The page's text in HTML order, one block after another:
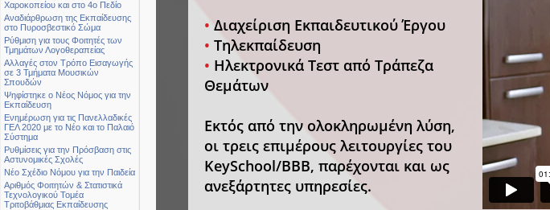
Χαροκοπείου και στο 4ο Πεδίο
Αναδιάρθρωση της Εκπαίδευσης
στο Πυροσβεστικό Σώμα
Ρύθμιση για τους Φοιτητές των
Τμημάτων Λογοθεραπείας
Αλλαγές στον Τρόπο Εισαγωγής
σε 3 Τμήματα Μουσικών
Σπουδών
Ψηφίστηκε ο Νέος Νόμος για την
Εκπαίδευση
Ενημέρωση για τις Πανελλαδικές
ΓΕΛ 2020 με το Νέο και το Παλαιό
Σύστημα
Ρυθμίσεις για την Πρόσβαση στις
Αστυνομικές Σχολές
Νέο Σχέδιο Νόμου για την Παιδεία
Αριθμός Φοιτητών & Στατιστικά
Τεχνολογικού Τομέα
Τριτοβάθμιας Εκπαίδευσης
• Διαχείριση Εκπαιδευτικού Έργου
• Τηλεκπαίδευση
• Ηλεκτρονικά Τεστ από Τράπεζα
Θεμάτων
Εκτός από την ολοκληρωμένη λύση,
οι τρεις επιμέρους λειτουργίες του
KeySchool/BBB, παρέχονται και ως
ανεξάρτητες υπηρεσίες.